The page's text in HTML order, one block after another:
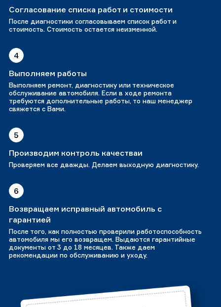
Согласование списка работ и стоимости
После диагностики согласовываем список работ и
стоимость. Стоимость остается неизменной.
4
Выполняем работы
Выполняем ремонт, диагностику или техническое
обслуживание автомобиля. Если в ходе ремонта
требуются дополнительные работы, то наш менеджер
свяжется с Вами.
5
Производим контроль качестваи
Проверяем все дважды. Делаем выходную диагностику.
6
Возвращаем исправный автомобиль с
гарантией
После того, как полностью проверили работоспособность
автомобиля мы его возвращем. Выдаются гарантийные
документы от 3 до 18 месяцев. Также даем
рекомендации по обслуживанию и уходу.